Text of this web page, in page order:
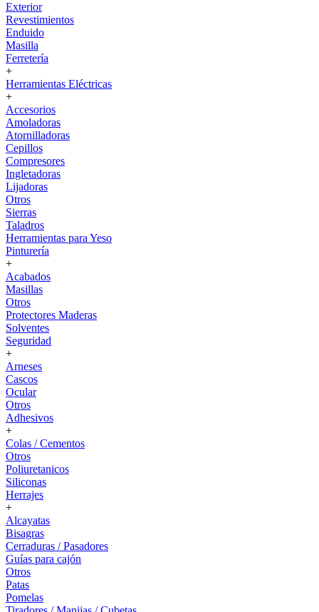
Exterior
Revestimientos
Enduido
Masilla
Ferretería
+
Herramientas Eléctricas
+
Accesorios
Amoladoras
Atornilladoras
Cepillos
Compresores
Ingletadoras
Lijadoras
Otros
Sierras
Taladros
Herramientas para Yeso
Pinturería
+
Acabados
Masillas
Otros
Protectores Maderas
Solventes
Seguridad
+
Arneses
Cascos
Ocular
Otros
Adhesivos
+
Colas / Cementos
Otros
Poliuretanicos
Siliconas
Herrajes
+
Alcayatas
Bisagras
Cerraduras / Pasadores
Guías para cajón
Otros
Patas
Pomelas